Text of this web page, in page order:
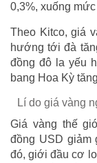
0,3%, xuống
Theo Kitco, giá
hướng tới đà
đồng đô la yếu
bang Hoa Kỳ
Lí do giá vàng
Giá vàng thế
đồng USD giảm
đó, giới đầu cơ